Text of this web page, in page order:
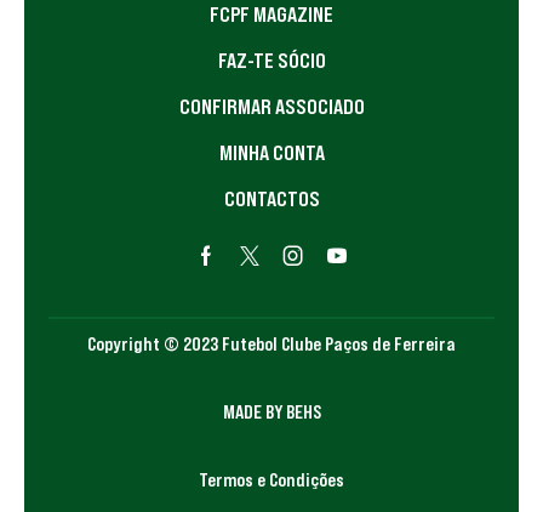
FCPF MAGAZINE
FAZ-TE SÓCIO
CONFIRMAR ASSOCIADO
MINHA CONTA
CONTACTOS
Copyright © 2023 Futebol Clube Paços de Ferreira
MADE BY BEHS
Termos e Condições